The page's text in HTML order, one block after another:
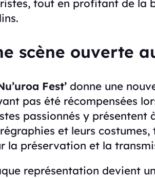
tout en profitant de la
scène ouverte
Fest’ donne une
pas été récompensées
passionnés y présentent
et leurs
la préservation et la
représentation devient